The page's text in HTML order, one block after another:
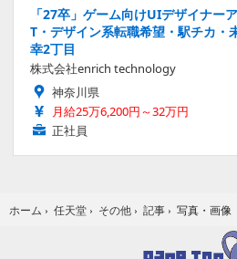
「27卒」ゲーム向けUIデザイナー
T・デザイン系転職希望・駅チカ・
幸2丁目
株式会社enrich technology
神奈川県
月給25万6,200円～32万円
正社員
ホーム › 任天堂 › その他 › 記事 › 写真・画像